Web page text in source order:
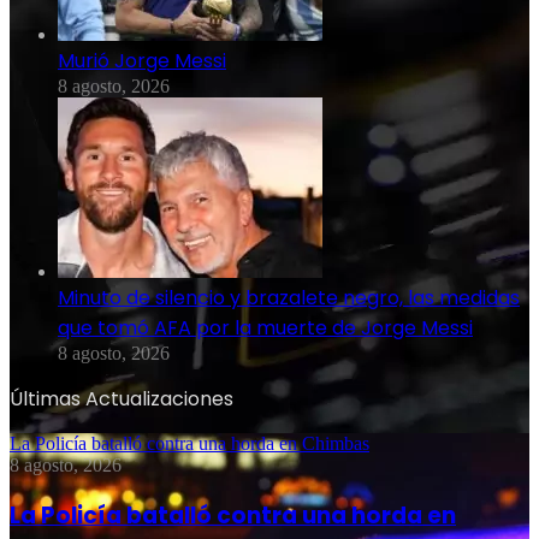
Murió Jorge Messi
8 agosto, 2026
Minuto de silencio y brazalete negro, las medidas
que tomó AFA por la muerte de Jorge Messi
8 agosto, 2026
Últimas Actualizaciones
La Policía batalló contra una horda en Chimbas
8 agosto, 2026
La Policía batalló contra una horda en